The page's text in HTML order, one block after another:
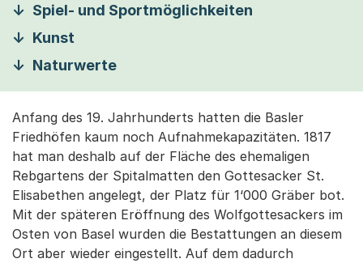
Spiel- und Sportmöglichkeiten
Kunst
Naturwerte
Anfang des 19. Jahrhunderts hatten die Basler
Friedhöfen kaum noch Aufnahmekapazitäten. 1817
hat man deshalb auf der Fläche des ehemaligen
Rebgartens der Spitalmatten den Gottesacker St.
Elisabethen angelegt, der Platz für 1‘000 Gräber bot.
Mit der späteren Eröffnung des Wolfgottesackers im
Osten von Basel wurden die Bestattungen an diesem
Ort aber wieder eingestellt. Auf dem dadurch